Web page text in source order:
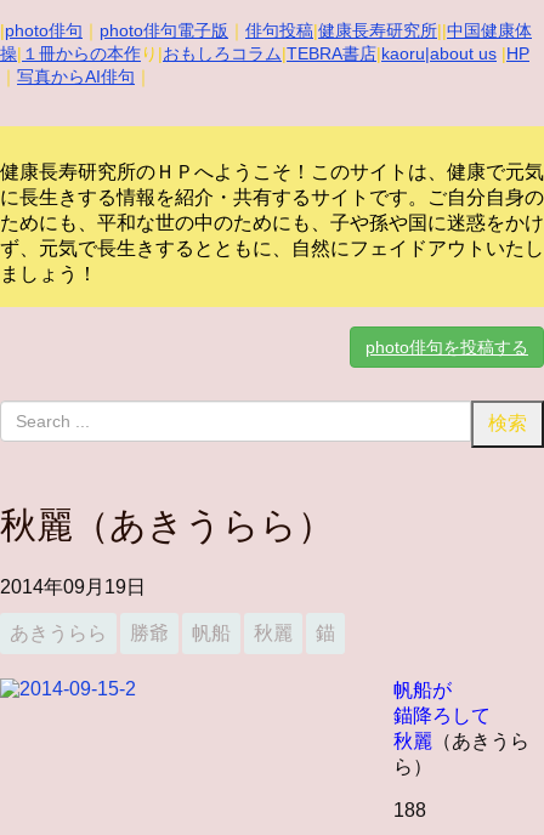
|photo俳句 ｜ photo俳句電子版 ｜ 俳句投稿|健康長寿研究所||中国健康体
操| １冊からの本作り|おもしろコラム|TEBRA書店|kaoru|about us |HP
｜ 写真からAI俳句 ｜
健康長寿研究所のＨＰへようこそ！このサイトは、健康で元気
に長生きする情報を紹介・共有するサイトです。
ご自分自身の
ためにも、平和な世の中のためにも、子や孫や国に迷惑をかけ
ず、元気で長生きするとともに、自然にフェイドアウトいたし
ましょう！
photo俳句を投稿する
秋麗（あきうらら）
2014年09月19日
あきうらら 勝爺 帆船 秋麗 錨
帆船が
錨降ろして
秋麗 （あきうら
ら）
188